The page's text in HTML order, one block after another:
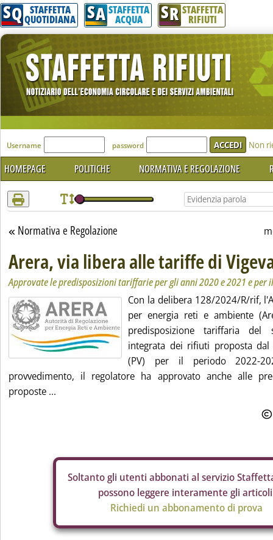
Attenzione! Esegui l'accesso per lèggere interamente la notizia.
SQ STAFFETTA
QUOTIDIANA SA STAFFETTA
ACQUA SR STAFFETTA
RIFIUTI
'Modulo Login per accedere'
Username password Non
HOMEPAGE POLITICHE NORMATIVA E REGOLAZIONE
Torna alla sezione
Normativa e Regolazione
Arera, via libera alle tariffe di
Approvate le predisposizioni tariffarie per gli anni 2020 e 2021 e per
Con la delibera 128/2024/R/rif,
per energia reti e ambiente
predisposizione tariffaria del
integrata dei rifiuti proposta dal
(PV) per il periodo 2022-
provvedimento, il regolatore ha approvato anche alle
proposte ...
Soltanto gli utenti abbonati al servizio
possono leggere interamente gli
Richiedi un abbonamento di prova